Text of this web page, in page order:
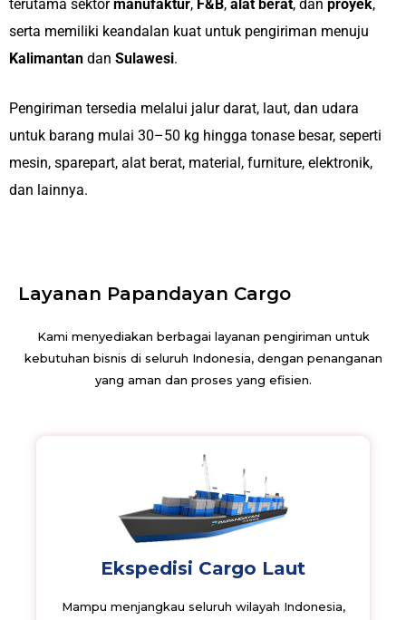
terutama sektormanufaktur, F&B, alat berat, dan proyek,
serta memiliki keandalan kuat untuk pengiriman menuju
Kalimantan dan Sulawesi.
Pengiriman tersedia melalui jalur darat, laut, dan udara
untuk barang mulai 30–50 kg hingga tonase besar, seperti
mesin, sparepart, alat berat, material, furniture, elektronik,
dan lainnya.
Layanan Papandayan Cargo
Kami menyediakan berbagai layanan pengiriman untuk
kebutuhan bisnis di seluruh Indonesia, dengan penanganan
yang aman dan proses yang efisien.
Ekspedisi Cargo Laut
Mampu menjangkau seluruh wilayah Indonesia,